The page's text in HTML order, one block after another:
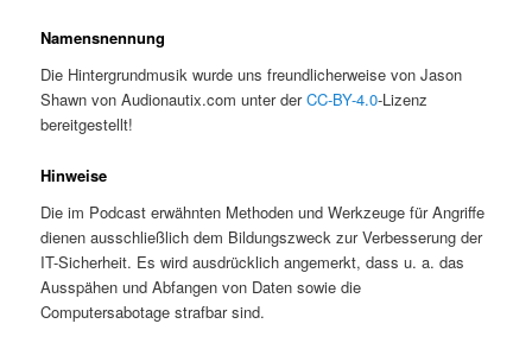
Namensnennung
Die Hintergrundmusik wurde uns freundlicherweise von Jason
Shawn von Audionautix.com unter derCC-BY-4.0-Lizenz
bereitgestellt!
Hinweise
Die im Podcast erwähnten Methoden und Werkzeuge für Angriffe
dienen ausschließlich dem Bildungszweck zur Verbesserung der
IT-Sicherheit. Es wird ausdrücklich angemerkt, dass u. a. das
Ausspähen und Abfangen von Daten sowie die
Computersabotage strafbar sind.